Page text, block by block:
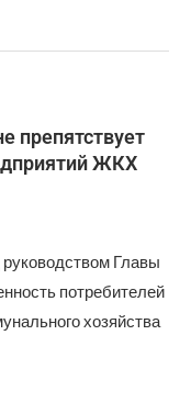
препятствует
ЖКХ
Главы
потребителей
хозяйства